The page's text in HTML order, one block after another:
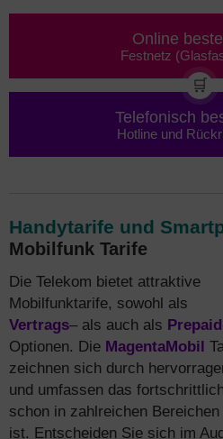
Online
Festnetz
🛒
Telefonisch
Hotline und
Handytarife und
Mobilfunk Tarife
Die Telekom bietet attraktive
Mobilfunktarife, sowohl als
Vertrags– als auch als Prepaid
Optionen. Die MagentaMobil
zeichnen sich durch
und umfassen das
schon in zahlreichen
ist. Entscheiden Sie sich im